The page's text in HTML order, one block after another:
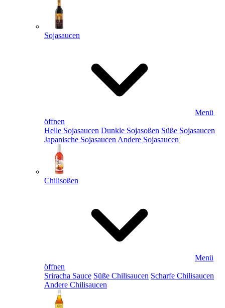
Sojasaucen
Menü
öffnen
Helle Sojasaucen Dunkle Sojasoßen Süße Sojasaucen
Japanische Sojasaucen Andere Sojasaucen
Chilisoßen
Menü
öffnen
Sriracha Sauce Süße Chilisaucen Scharfe Chilisaucen
Andere Chilisaucen